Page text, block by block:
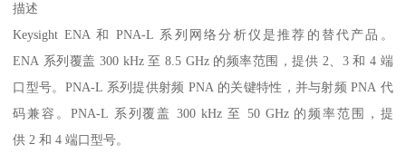
描述
Keysight ENA 和 PNA-L 系列网络分析仪是推荐的替代产品。
ENA 系列覆盖 300 kHz 至 8.5 GHz 的频率范围，提供 2、3 和 4 端
口型号。PNA-L 系列提供射频 PNA 的关键特性，并与射频 PNA 代
码兼容。PNA-L 系列覆盖 300 kHz 至 50 GHz 的频率范围，提
供 2 和 4 端口型号。